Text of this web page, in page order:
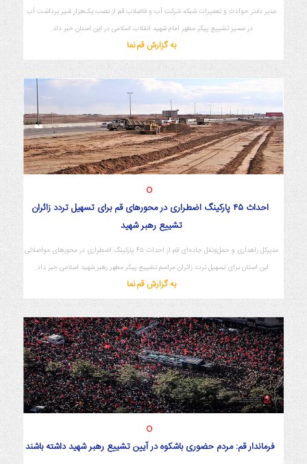
مدیر دفتر حوادث و تعمیرات شبکه شرکت آب و فاضلاب قم از نصب یک‌هزار شیر برداشت آب
در مسیر تشییع پیکر مطهر امام شهید انقلاب اسلامی در این استان خبر داد.
به گزارش قم نما
احداث ۴۵ پارکینگ اضطراری در محورهای قم برای تسهیل تردد زائران
تشییع رهبر شهید
مدیرکل راهداری و حمل‌ونقل جاده‌ای قم از احداث ۴۵ پارکینگ اضطراری در محورهای مواصلاتی
این استان برای تسهیل تردد زائران مراسم تشییع پیکر مطهر رهبر شهید اسلامی خبر داد.
به گزارش قم نما
فرماندار قم: مردم حضوری باشکوه در آیین تشییع رهبر شهید داشته باشند